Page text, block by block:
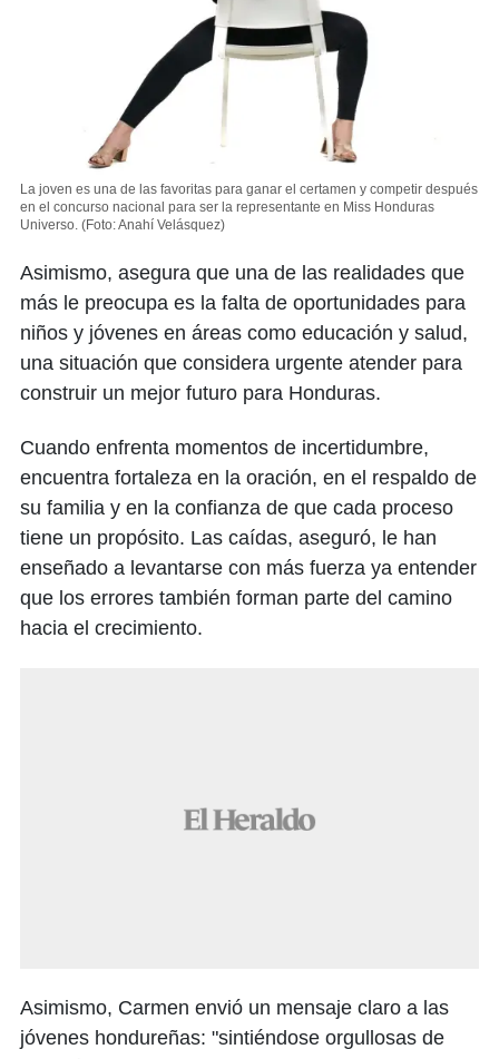
La joven es una de las favoritas para ganar el certamen y competir después
en el concurso nacional para ser la representante en Miss Honduras
Universo. (Foto: Anahí Velásquez)
Asimismo, asegura que una de las realidades que
más le preocupa es la falta de oportunidades para
niños y jóvenes en áreas como educación y salud,
una situación que considera urgente atender para
construir un mejor futuro para Honduras.
Cuando enfrenta momentos de incertidumbre,
encuentra fortaleza en la oración, en el respaldo de
su familia y en la confianza de que cada proceso
tiene un propósito. Las caídas, aseguró, le han
enseñado a levantarse con más fuerza ya entender
que los errores también forman parte del camino
hacia el crecimiento.
Asimismo, Carmen envió un mensaje claro a las
jóvenes hondureñas: "sintiéndose orgullosas de